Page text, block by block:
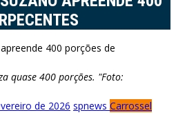
quase 400 porções. "Foto:
de 2026 spnews Carrossel